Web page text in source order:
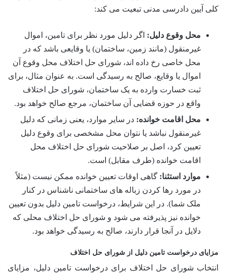
کلی آیین دادرسی مدنی تبعیت می کند:
محل وقوع دلیل: اگر دلیل مورد نظر برای تامین، اموال
غیرمنقول (مانند زمین، ساختمان) یا وقایعی باشد که در
محل خاصی رخ داده اند، شورای حل اختلاف محل وقوع آن
اموال یا وقایع، صالح به رسیدگی است. به عنوان مثال، برای
ثبت خسارت وارده به یک ساختمان، شورای حل اختلاف
واقع در حوزه قضایی آن ساختمان، مرجع صالح خواهد بود.
محل اقامت خوانده: در سایر موارد، یعنی زمانی که دلیل
غیرمنقول نباشد یا نتوان محل مشخصی برای وقوع دلیل
تعیین کرد، اصل بر صلاحیت شورای حل اختلاف محل
اقامت خوانده (طرف مقابل) است.
موارد استثنا: گاهی اوقات تعیین خوانده ممکن نیست (مثلاً
در مورد رها کردن زباله های ساختمانی ناشناس در کنار
ملک شما). در این شرایط، درخواست تامین دلیل بدون تعیین
خوانده نیز پذیرفته می شود و شورای حل اختلاف محلی که
دلایل در آنجا قرار دارند، صالح به رسیدگی خواهد بود.
مزایای درخواست تامین دلیل از شورای حل اختلاف
انتخاب شورای حل اختلاف برای درخواست تامین دلیل، مزایای